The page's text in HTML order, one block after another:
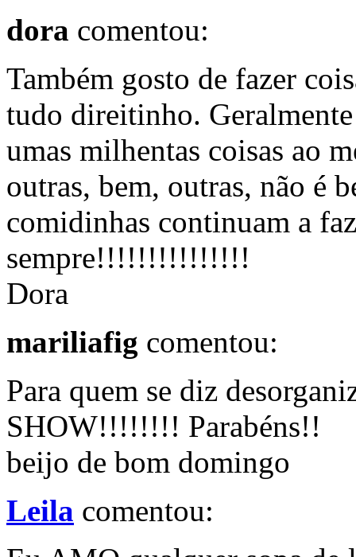
dora comentou:
Também gosto de fazer
tudo direitinho.
umas milhentas coisas ao
outras, bem, outras, não é
comidinhas continuam a
sempre!!!!!!!!!!!!!!!
Dora
mariliafig comentou:
Para quem se diz
SHOW!!!!!!!! Parabéns!!
beijo de bom domingo
Leila comentou: